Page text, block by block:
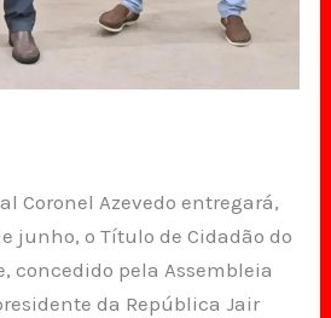
Coronel Azevedo entregará,
junho, o Título de Cidadão do
concedido pela Assembleia
da República Jair